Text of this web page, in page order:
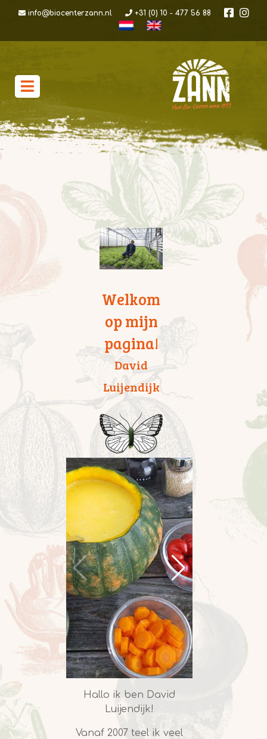
info@biocenterzann.nl +31 (0) 10 - 477 56 88
Welkom
op mijn
pagina!
David
Luijendijk
Hallo ik ben David
Luijendijk!
Vanaf 2007 teel ik veel